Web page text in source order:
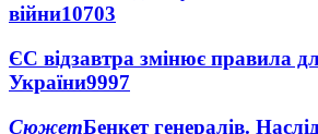
війни10703
ЄС відзавтра змінює правила
України9997
СюжетБенкет генералів.